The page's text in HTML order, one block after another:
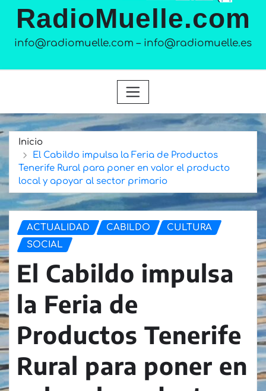
RadioMuelle.com
info@radiomuelle.com – info@radiomuelle.es
Inicio
El Cabildo impulsa la Feria de Productos
Tenerife Rural para poner en valor el producto
local y apoyar al sector primario
ACTUALIDAD CABILDO
CULTURA
SOCIAL
El Cabildo impulsa
la Feria de
Productos Tenerife
Rural para poner en